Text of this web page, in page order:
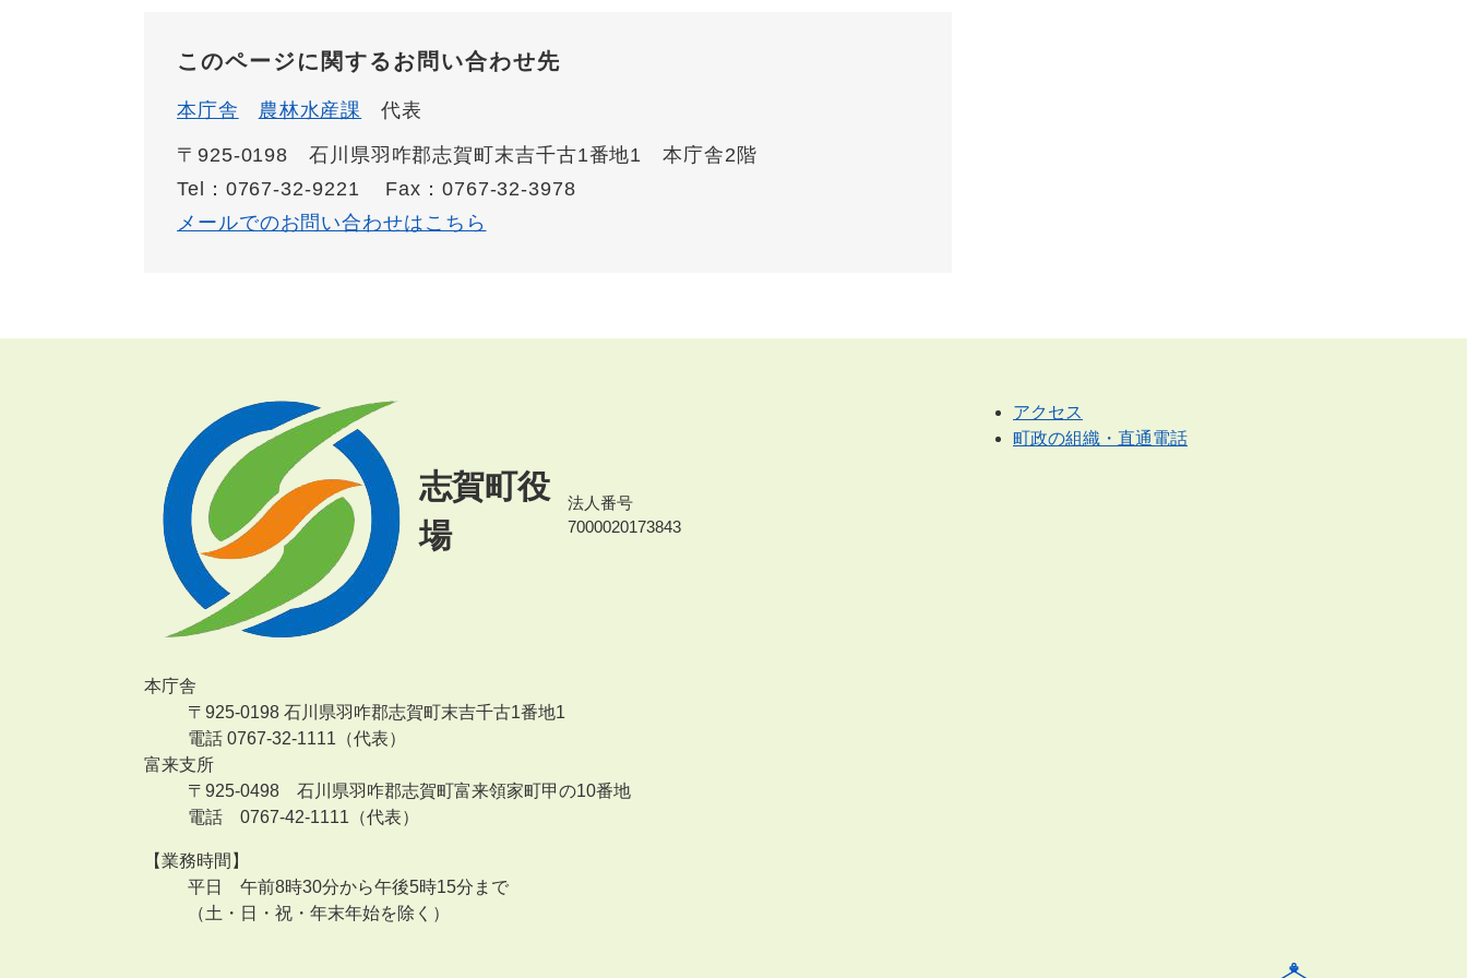
このページに関するお問い合わせ先
本庁舎 農林水産課 代表
〒925-0198 石川県羽咋郡志賀町末吉千古1番地1 本庁舎2階
Tel：0767-32-9221
Fax：0767-32-3978
メールでのお問い合わせはこちら
志賀町役
場
法人番号
7000020173843
本庁舎
〒925-0198 石川県羽咋郡志賀町末吉千古1番地1
電話 0767-32-1111（代表）
富来支所
〒925-0498 石川県羽咋郡志賀町富来領家町甲の10番地
電話 0767-42-1111（代表）
【業務時間】
平日 午前8時30分から午後5時15分まで
（土・日・祝・年末年始を除く）
アクセス
町政の組織・直通電話